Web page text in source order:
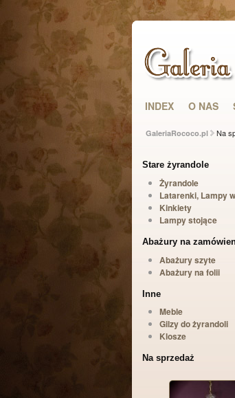
INDEX O NAS
GaleriaRococo.pl Na
Stare żyrandole
Żyrandole
Latarenki, Lampy
Kinkiety
Lampy stojące
Abażury na
Abażury szyte
Abażury na folii
Inne
Meble
Gilzy do żyrandoli
Klosze
Na sprzedaż